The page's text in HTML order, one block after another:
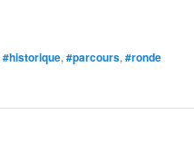
#historique, #parcours, #ronde